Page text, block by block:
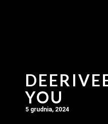
YOU
5 grudnia, 2024